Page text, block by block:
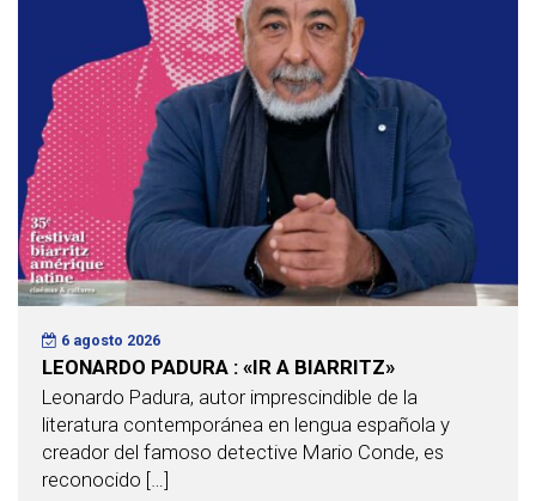
6 agosto 2026
LEONARDO PADURA : «IR A BIARRITZ»
Leonardo Padura, autor imprescindible de la
literatura contemporánea en lengua española y
creador del famoso detective Mario Conde, es
reconocido […]